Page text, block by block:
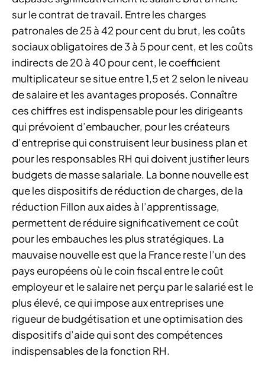
sur le contrat de travail. Entre les charges
patronales de 25 à 42 pour cent du brut, les coûts
sociaux obligatoires de 3 à 5 pour cent, et les coûts
indirects de 20 à 40 pour cent, le coefficient
multiplicateur se situe entre 1,5 et 2 selon le niveau
de salaire et les avantages proposés. Connaître
ces chiffres est indispensable pour les dirigeants
qui prévoient d’embaucher, pour les créateurs
d’entreprise qui construisent leur business plan et
pour les responsables RH qui doivent justifier leurs
budgets de masse salariale. La bonne nouvelle est
que les dispositifs de réduction de charges, de la
réduction Fillon aux aides à l’apprentissage,
permettent de réduire significativement ce coût
pour les embauches les plus stratégiques. La
mauvaise nouvelle est que la France reste l’un des
pays européens où le coin fiscal entre le coût
employeur et le salaire net perçu par le salarié est le
plus élevé, ce qui impose aux entreprises une
rigueur de budgétisation et une optimisation des
dispositifs d’aide qui sont des compétences
indispensables de la fonction RH.